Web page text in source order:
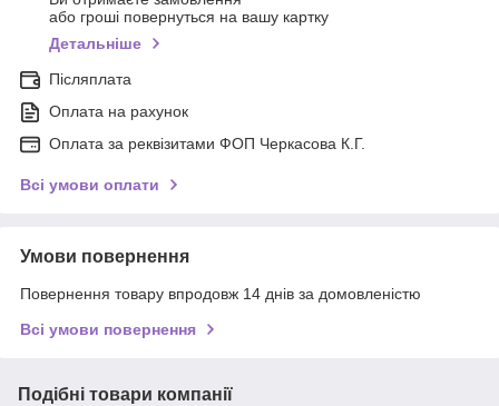
або гроші повернуться на вашу картку
Детальніше
Післяплата
Оплата на рахунок
Оплата за реквізитами ФОП Черкасова К.Г.
Всі умови оплати
Умови повернення
Повернення товару впродовж 14 днів за домовленістю
Всі умови повернення
Подібні товари компанії